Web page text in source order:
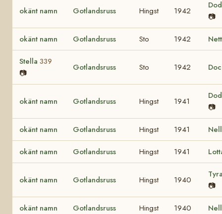
okänt namn Gotlandsruss Hingst 1942
📷
okänt namn Gotlandsruss Sto 1942
Stella 339
📷
Gotlandsruss Sto 1942
okänt namn Gotlandsruss Hingst 1941
📷
okänt namn Gotlandsruss Hingst 1941
okänt namn Gotlandsruss Hingst 1941
okänt namn Gotlandsruss Hingst 1940
📷
okänt namn Gotlandsruss Hingst 1940